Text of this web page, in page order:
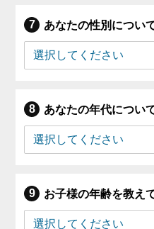
あなたの性別につい
あなたの年代につい
お子様の年齢を教え